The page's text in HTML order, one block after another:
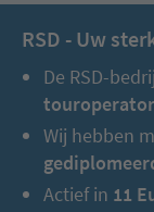
RSD - Uw
De RSD-
Wij hebben
Actief in 11